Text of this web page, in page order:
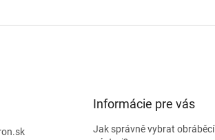
Informácie pre vás
Jak správně vybrat obráběcí